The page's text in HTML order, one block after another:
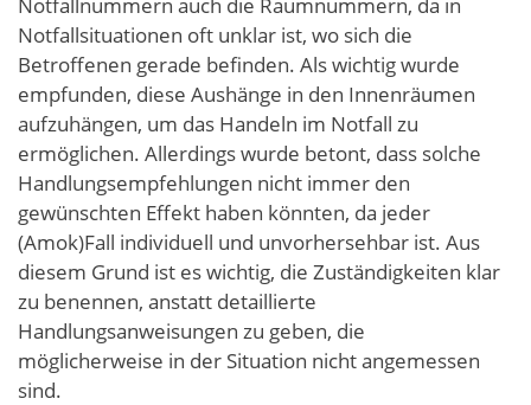
Notfallsituationen oft unklar ist, wo sich die
Betroffenen gerade befinden. Als wichtig wurde
empfunden, diese Aushänge in den Innenräumen
aufzuhängen, um das Handeln im Notfall zu
ermöglichen. Allerdings wurde betont, dass solche
Handlungsempfehlungen nicht immer den
gewünschten Effekt haben könnten, da jeder
(Amok)Fall individuell und unvorhersehbar ist. Aus
diesem Grund ist es wichtig, die Zuständigkeiten klar
zu benennen, anstatt detaillierte
Handlungsanweisungen zu geben, die
möglicherweise in der Situation nicht angemessen
sind.